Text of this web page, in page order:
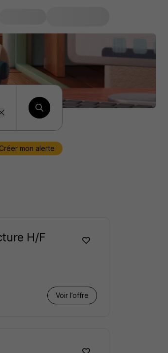
Créer mon alerte
H/F
Voir l’offre